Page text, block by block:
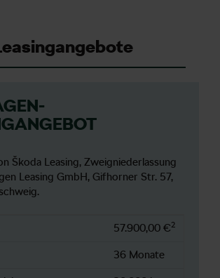
Škoda Leasing, Zweigniederlassung
Leasing GmbH, Gifhorner Str. 57,
57.900,00 €2
36 Monate